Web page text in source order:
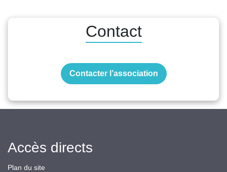
Contact
Contacter l’association
Accès directs
Plan du site